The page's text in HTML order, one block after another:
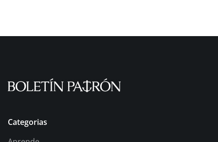
Categorias